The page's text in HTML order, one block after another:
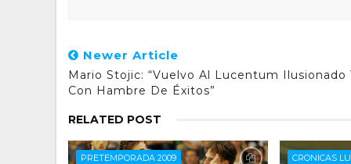
Newer Article
Mario Stojic: “Vuelvo Al Lucentum Ilusionado
Con Hambre De Éxitos”
RELATED POST
PRETEMPORADA 2009 CRONICAS